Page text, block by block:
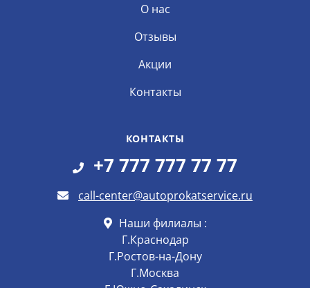
О нас
Отзывы
Акции
Контакты
КОНТАКТЫ
+7 777 777 77 77
call-center@autoprokatservice.ru
Наши филиалы :
Г.Краснодар
Г.Ростов-на-Дону
Г.Москва